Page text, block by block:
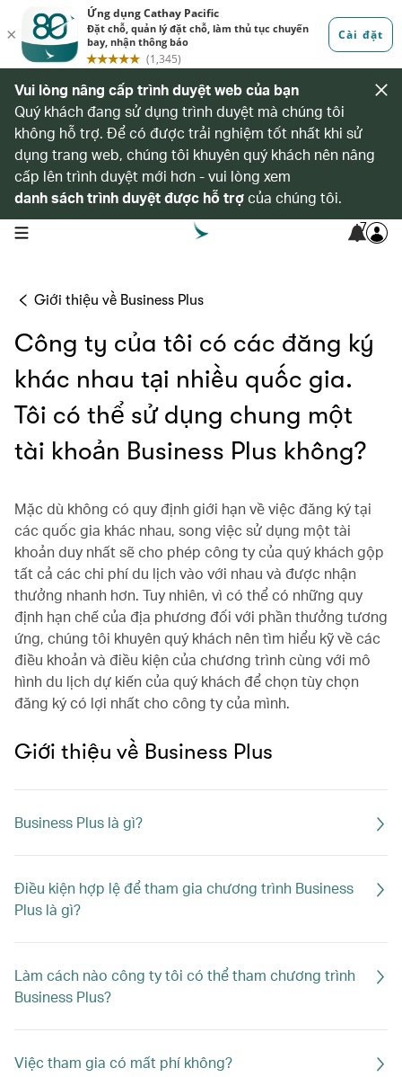
Vui lòng nâng cấp trình duyệt web của bạn
Quý khách đang sử dụng trình duyệt mà chúng tôi
không hỗ trợ. Để có được trải nghiệm tốt nhất khi sử
dụng trang web, chúng tôi khuyên quý khách nên nâng
cấp lên trình duyệt mới hơn - vui lòng xem
danh sách trình duyệt được hỗ trợcủa chúng tôi.
open navigation menu 7
Giới thiệu về Business Plus
Công ty của tôi có các đăng ký
khác nhau tại nhiều quốc gia.
Tôi có thể sử dụng chung một
tài khoản Business Plus không?
Mặc dù không có quy định giới hạn về việc đăng ký tại
các quốc gia khác nhau, song việc sử dụng một tài
khoản duy nhất sẽ cho phép công ty của quý khách gộp
tất cả các chi phí du lịch vào với nhau và được nhận
thưởng nhanh hơn. Tuy nhiên, vì có thể có những quy
định hạn chế của địa phương đối với phần thưởng tương
ứng, chúng tôi khuyên quý khách nên tìm hiểu kỹ về các
điều khoản và điều kiện của chương trình cùng với mô
hình du lịch dự kiến của quý khách để chọn tùy chọn
đăng ký có lợi nhất cho công ty của mình.
Giới thiệu về Business Plus
Business Plus là gì?
Điều kiện hợp lệ để tham gia chương trình Business
Plus là gì?
Làm cách nào công ty tôi có thể tham chương trình
Business Plus?
Việc tham gia có mất phí không?